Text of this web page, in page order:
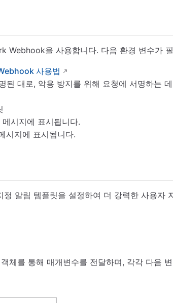
Webhook을 사용합니다. 다음 환경 변수가
사용법
된 대로, 악용 방지를 위해 요청에 서명하는
시지에 표시됩니다.
시지에 표시됩니다.
알림 템플릿을 설정하여 더 강력한 사용자
객체를 통해 매개변수를 전달하며, 각각 다음